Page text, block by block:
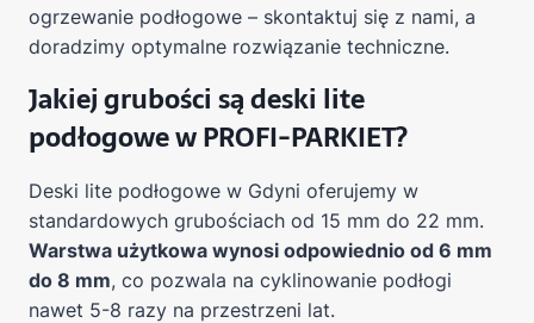
ogrzewanie podłogowe – skontaktuj się z nami, a
doradzimy optymalne rozwiązanie techniczne.
Jakiej grubości są deski lite
podłogowe w PROFI-PARKIET?
Deski lite podłogowe w Gdyni oferujemy w
standardowych grubościach od 15 mm do 22 mm.
Warstwa użytkowa wynosi odpowiednio od 6 mm
do 8 mm, co pozwala na cyklinowanie podłogi
nawet 5-8 razy na przestrzeni lat.